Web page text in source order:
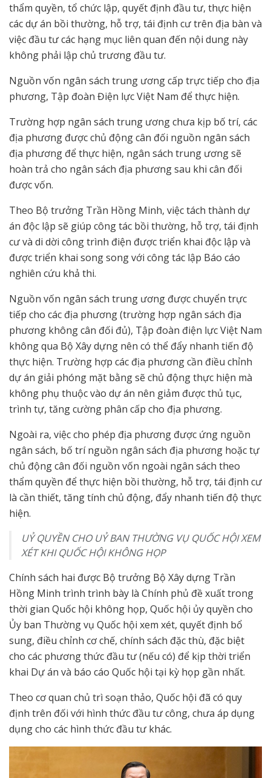
thẩm quyền, tổ chức lập, quyết định đầu tư, thực hiện
các dự án bồi thường, hỗ trợ, tái định cư trên địa bàn và
việc đầu tư các hạng mục liên quan đến nội dung này
không phải lập chủ trương đầu tư.
Nguồn vốn ngân sách trung ương cấp trực tiếp cho địa
phương, Tập đoàn Điện lực Việt Nam để thực hiện.
Trường hợp ngân sách trung ương chưa kịp bố trí, các
địa phương được chủ động cân đối nguồn ngân sách
địa phương để thực hiện, ngân sách trung ương sẽ
hoàn trả cho ngân sách địa phương sau khi cân đối
được vốn.
Theo Bộ trưởng Trần Hồng Minh, việc tách thành dự
án độc lập sẽ giúp công tác bồi thường, hỗ trợ, tái định
cư và di dời công trình điện được triển khai độc lập và
được triển khai song song với công tác lập Báo cáo
nghiên cứu khả thi.
Nguồn vốn ngân sách trung ương được chuyển trực
tiếp cho các địa phương (trường hợp ngân sách địa
phương không cân đối đủ), Tập đoàn điện lực Việt Nam
không qua Bộ Xây dựng nên có thể đẩy nhanh tiến độ
thực hiện. Trường hợp các địa phương cần điều chỉnh
dự án giải phóng mặt bằng sẽ chủ động thực hiện mà
không phụ thuộc vào dự án nên giảm được thủ tục,
trình tự, tăng cường phân cấp cho địa phương.
Ngoài ra, việc cho phép địa phương được ứng nguồn
ngân sách, bố trí nguồn ngân sách địa phương hoặc tự
chủ động cân đối nguồn vốn ngoài ngân sách theo
thẩm quyền để thực hiện bồi thường, hỗ trợ, tái định cư
là cần thiết, tăng tính chủ động, đẩy nhanh tiến độ thực
hiện.
UỶ QUYỀN CHO UỶ BAN THƯỜNG VỤ QUỐC HỘI XEM
XÉT KHI QUỐC HỘI KHÔNG HỌP
Chính sách hai được Bộ trưởng Bộ Xây dựng Trần
Hồng Minh trình trình bày là Chính phủ đề xuất trong
thời gian Quốc hội không họp, Quốc hội ủy quyền cho
Ủy ban Thường vụ Quốc hội xem xét, quyết định bổ
sung, điều chỉnh cơ chế, chính sách đặc thù, đặc biệt
cho các phương thức đầu tư (nếu có) để kịp thời triển
khai Dự án và báo cáo Quốc hội tại kỳ họp gần nhất.
Theo cơ quan chủ trì soạn thảo, Quốc hội đã có quy
định trên đối với hình thức đầu tư công, chưa áp dụng
dụng cho các hình thức đầu tư khác.